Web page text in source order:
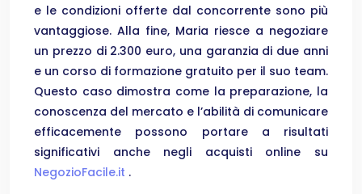
e le condizioni offerte dal concorrente sono più
vantaggiose. Alla fine, Maria riesce a negoziare
un prezzo di 2.300 euro, una garanzia di due anni
e un corso di formazione gratuito per il suo team.
Questo caso dimostra come la preparazione, la
conoscenza del mercato e l’abilità di comunicare
efficacemente possono portare a risultati
significativi anche negli acquisti online su
NegozioFacile.it .